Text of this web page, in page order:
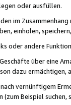
oder ausfüllen.
im
einholen,
oder andere
über eine
dazu
vernünftigem
(zum Beispiel